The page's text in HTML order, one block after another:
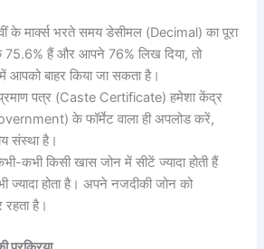
के मार्क्स भरते समय डेसीमल (Decimal) का पूरा
हैं और आपने 76% लिख दिया, तो
आपको बाहर किया जा सकता है।
पत्र (Caste Certificate) हमेशा केंद्र
के फॉर्मेट वाला ही अपलोड करें,
संस्था है।
कभी किसी खास जोन में सीटें ज्यादा होती हैं
ज्यादा होता है। अपने नजदीकी जोन को
रहता है।